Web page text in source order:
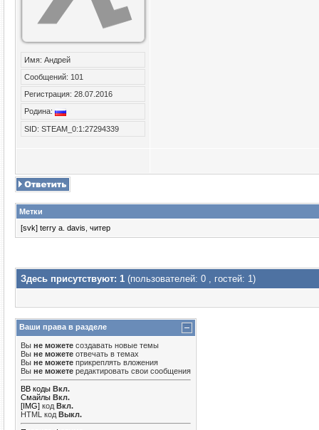
Имя: Андрей
Сообщений: 101
Регистрация: 28.07.2016
Родина:
SID: STEAM_0:1:27294339
Метки
[svk] terry a. davis читер
Здесь присутствуют: 1 (пользователей: 0 , гостей: 1)
Ваши права в разделе
Вы не можете создавать новые темы
Вы не можете отвечать в темах
Вы не можете прикреплять вложения
Вы не можете редактировать свои сообщения
BB коды Вкл.
Смайлы Вкл.
[IMG] код Вкл.
HTML код Выкл.